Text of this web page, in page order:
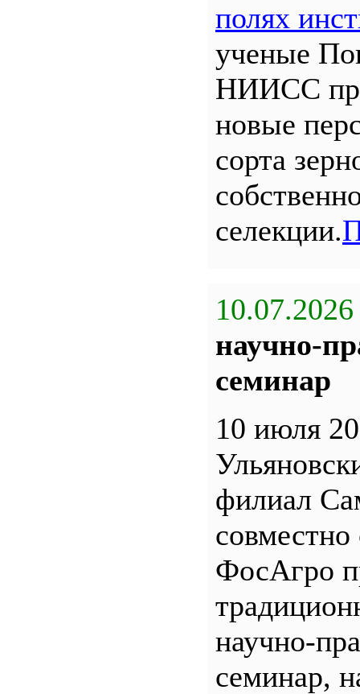
полях
ученые
НИИСС
новые
сорта
селекции.
10.07.2026
научно-
семинар
10 июля
филиал
ФосАгро
научно-
семинар,